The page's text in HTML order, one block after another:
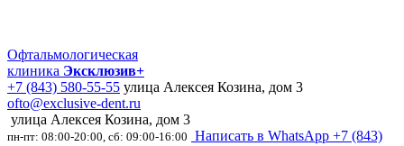
Офтальмологическая
клиника Эксклюзив+
+7 (843) 580-55-55 улица Алексея Козина, дом 3
ofto@exclusive-dent.ru
улица Алексея Козина, дом 3
пн-пт: 08:00-20:00, сб: 09:00-16:00 Написать в WhatsApp +7 (843)